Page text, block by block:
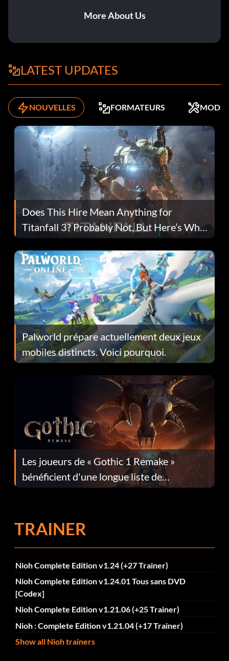
More About Us
LATEST UPDATES
NOUVELLES FORMATEURS MODS
Does This Hire Mean Anything for
Titanfall 3? Probably Not, But Here’s Why
Fans Are Hopeful
Palworld prépare actuellement deux jeux
mobiles distincts. Voici pourquoi.
Les joueurs de « Gothic 1 Remake »
bénéficient d'une longue liste de
corrections dans la mise à jour 1.0.4
TRAINER
Nioh Complete Edition v1.24 (+27 Trainer)
Nioh Complete Edition v1.24.01 Tous sans DVD
[Codex]
Nioh Complete Edition v1.21.06 (+25 Trainer)
Nioh : Complete Edition v1.21.04 (+17 Trainer)
Show all Nioh trainers